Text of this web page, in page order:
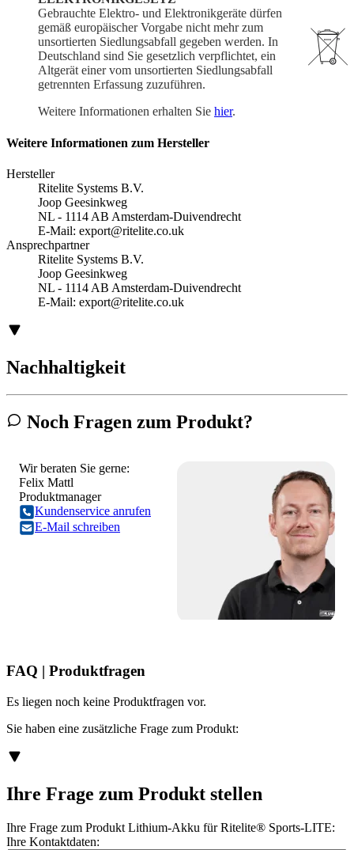
Gebrauchte Elektro- und Elektronikgeräte dürfen
gemäß europäischer Vorgabe nicht mehr zum
unsortierten Siedlungsabfall gegeben werden. In
Deutschland sind Sie gesetzlich verpflichtet, ein
Altgerät einer vom unsortierten Siedlungsabfall
getrennten Erfassung zuzuführen.
Weitere Informationen erhalten Sie hier.
Weitere Informationen zum Hersteller
Hersteller
Ritelite Systems B.V.
Joop Geesinkweg
NL - 1114 AB Amsterdam-Duivendrecht
E-Mail: export@ritelite.co.uk
Ansprechpartner
Ritelite Systems B.V.
Joop Geesinkweg
NL - 1114 AB Amsterdam-Duivendrecht
E-Mail: export@ritelite.co.uk
Nachhaltigkeit
Noch Fragen zum Produkt?
Wir beraten Sie gerne:
Felix Mattl
Produktmanager
Kundenservice anrufen
E-Mail schreiben
FAQ | Produktfragen
Es liegen noch keine Produktfragen vor.
Sie haben eine zusätzliche Frage zum Produkt:
Ihre Frage zum Produkt stellen
Ihre Frage zum Produkt Lithium-Akku für Ritelite® Sports-LITE:
Ihre Kontaktdaten: